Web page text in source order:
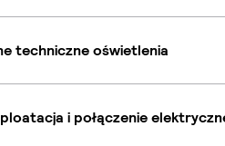
techniczne oświetlenia
i połączenie